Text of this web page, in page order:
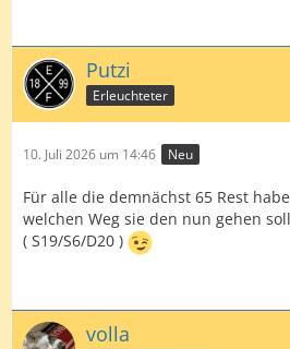
Putzi
Erleuchteter
10. Juli 2026 um 14:46 Neu
Für alle die demnächst 65 Rest
welchen Weg sie den nun gehen
( S19/S6/D20 )
volla